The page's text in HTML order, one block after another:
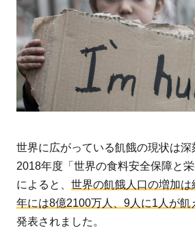
る
飢
餓
の
現
状
がな
くな
らな
い原
因
世界に広がっている飢餓の現状は深
2018年度「世界の食料安全保障と
によると、 世界の飢餓人口の増加
年には8億2100万人、9人に1人が飢
発表されました。